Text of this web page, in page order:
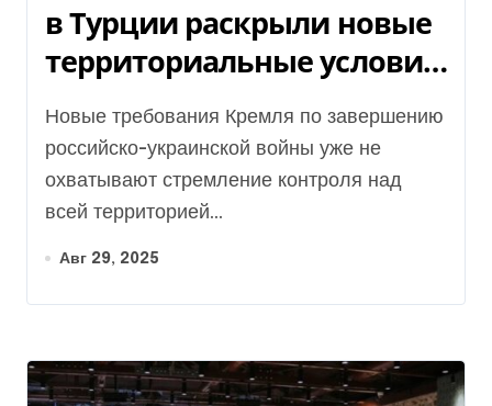
в Турции раскрыли новые
территориальные условия
Кремля
Новые требования Кремля по завершению
российско-украинской войны уже не
охватывают стремление контроля над
всей территорией...
Авг 29, 2025